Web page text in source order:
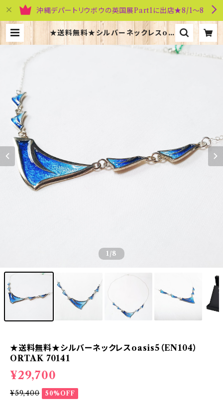
沖縄デパートリウボウの英国展Part1に出店★8/1～8
★送料無料★シルバーネックレスoa
sis5（EN104）ORTAK 70141 | 英
国雑貨専門店ブリティッシュ・ライフ
1 /8
★送料無料★シルバーネックレスoasis5（EN104）
ORTAK 70141
¥29,700
¥59,400 50%OFF